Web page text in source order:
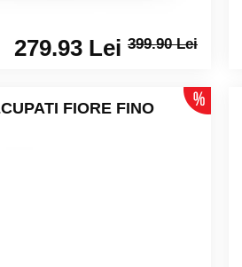
279.93 Lei 399.90 Lei
FIORE FINO